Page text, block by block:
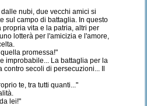
nubi, due vecchi amici si
sul campo di battaglia. In questo
vita e la patria, altri per
lotterà per l'amicizia e l'amore,
promessa!"
improbabile... La battaglia per la
secoli di persecuzioni... Il
te, tra tutti quanti..."
lei!"